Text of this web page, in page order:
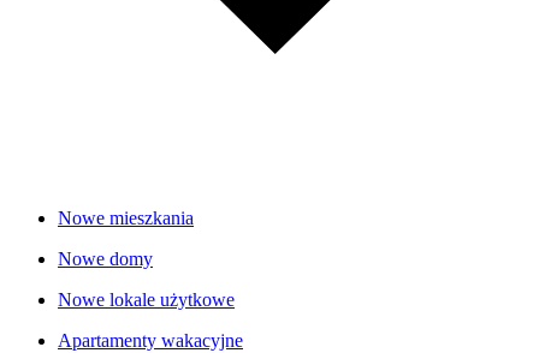
Nowe mieszkania
Nowe domy
Nowe lokale użytkowe
Apartamenty wakacyjne